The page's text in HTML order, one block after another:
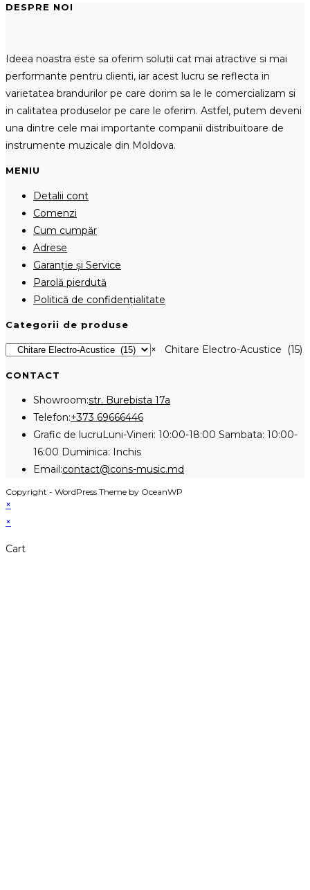
DESPRE NOI
Ideea noastra este sa oferim solutii cat mai atractive si mai
performante pentru clienti, iar acest lucru se reflecta in
varietatea brandurilor pe care dorim sa le le comercializam si
in calitatea produselor pe care le oferim. Astfel, putem deveni
una dintre cele mai importante companii distribuitoare de
instrumente muzicale din Moldova.
MENIU
Detalii cont
Comenzi
Cum cumpăr
Adrese
Garanție și Service
Parolă pierdută
Politică de confidențialitate
Categorii de produse
× Chitare Electro-Acustice (15)
CONTACT
Showroom:str. Burebista 17a
Telefon:+373 69666446Opens
in
application
Grafic de lucruLuni-Vineri: 10:00-18:00 Sambata: 10:00-
16:00 Duminica: Inchis
Email:contact@cons-music.md
Copyright - WordPress Theme by OceanWP
×
×
Cart